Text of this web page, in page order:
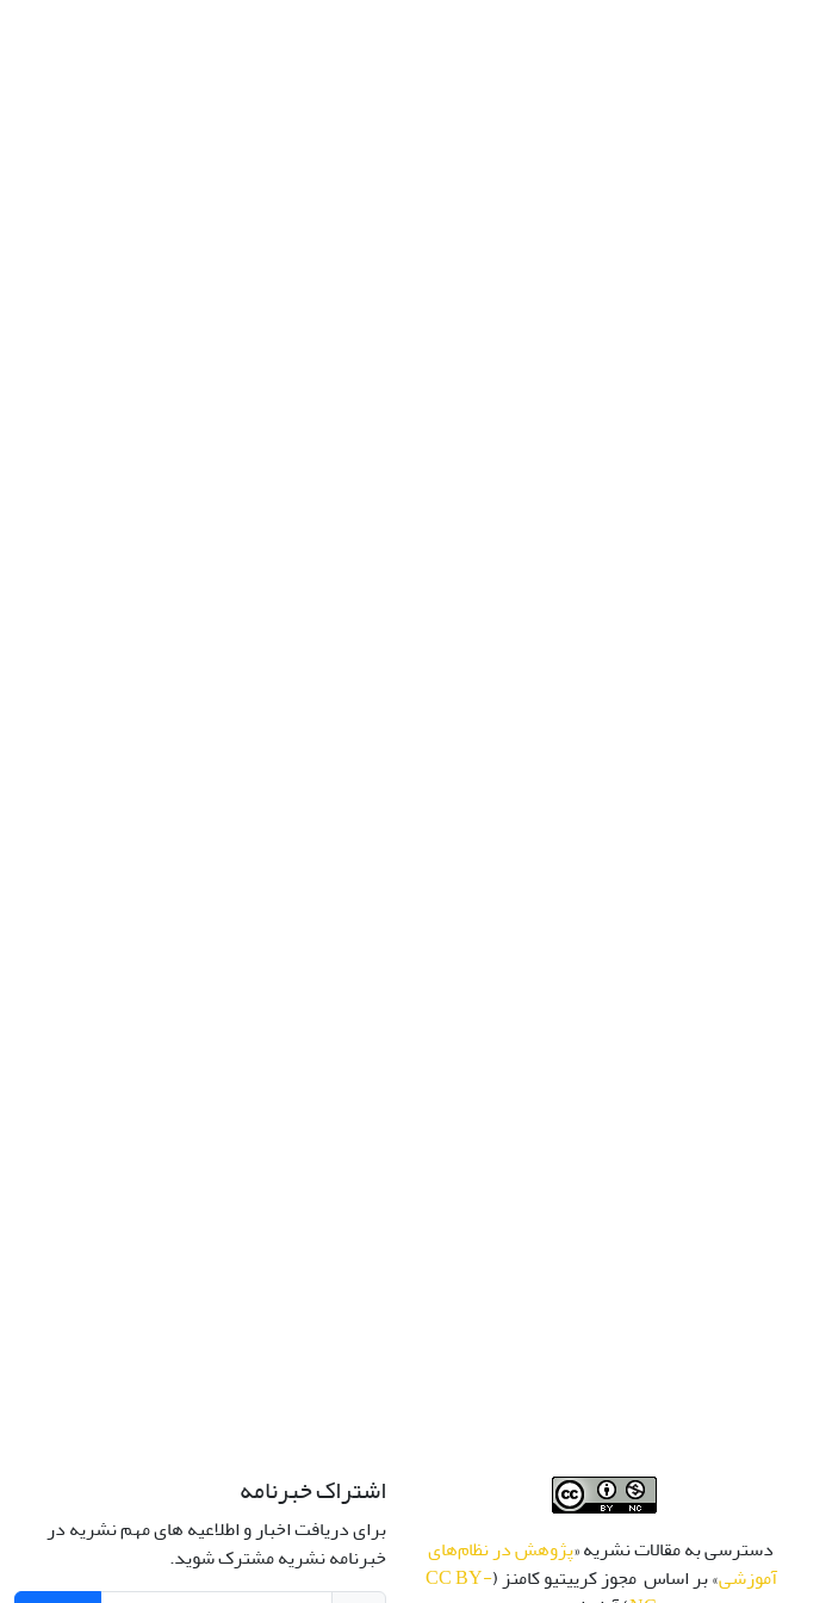
دسترسی به مقالات نشریه «پژوهش در نظام‌های
آموزشی» بر اساس مجوز کرییتیو کامنز (CC BY-
اشتراک خبرنامه
برای دریافت اخبار و اطلاعیه های مهم نشریه در
خبرنامه نشریه مشترک شوید.